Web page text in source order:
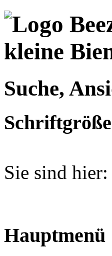
Suche,
Sie sind hier:
Hauptmenü